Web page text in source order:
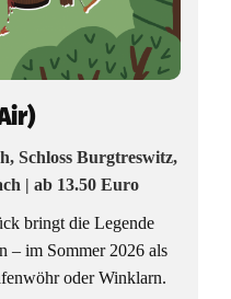
Schloss Burgtreswitz,
| ab 13.50 Euro
bringt die Legende
– im Sommer 2026 als
oder Winklarn.